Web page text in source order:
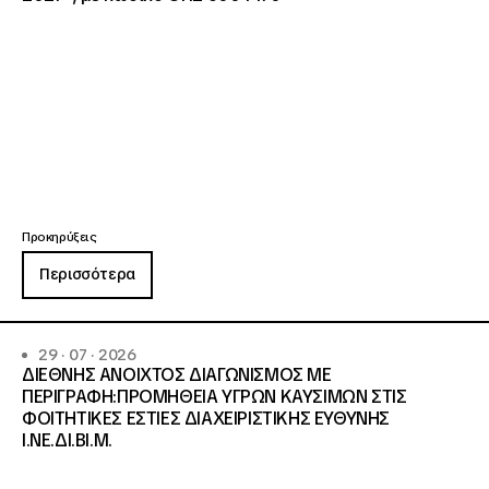
Προκηρύξεις
Περισσότερα
29 · 07 · 2026
ΔΙΕΘΝΗΣ ΑΝΟΙΧΤΟΣ ΔΙΑΓΩΝΙΣΜΟΣ ΜΕ
ΠΕΡΙΓΡΑΦΗ:ΠΡΟΜΗΘΕΙΑ ΥΓΡΩΝ ΚΑΥΣΙΜΩΝ ΣΤΙΣ
ΦΟΙΤΗΤΙΚΕΣ ΕΣΤΙΕΣ ΔΙΑΧΕΙΡΙΣΤΙΚΗΣ ΕΥΘΥΝΗΣ
Ι.ΝΕ.ΔΙ.ΒΙ.Μ.